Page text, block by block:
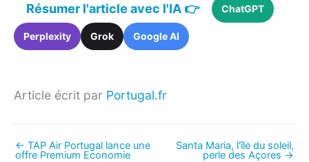
Résumer l'article avec l'IA 👉 ChatGPT
Perplexity Grok Google AI
Article écrit par Portugal.fr
← TAP Air Portugal lance une
offre Premium Economie
Santa Maria, l'île du soleil,
perle des Açores →